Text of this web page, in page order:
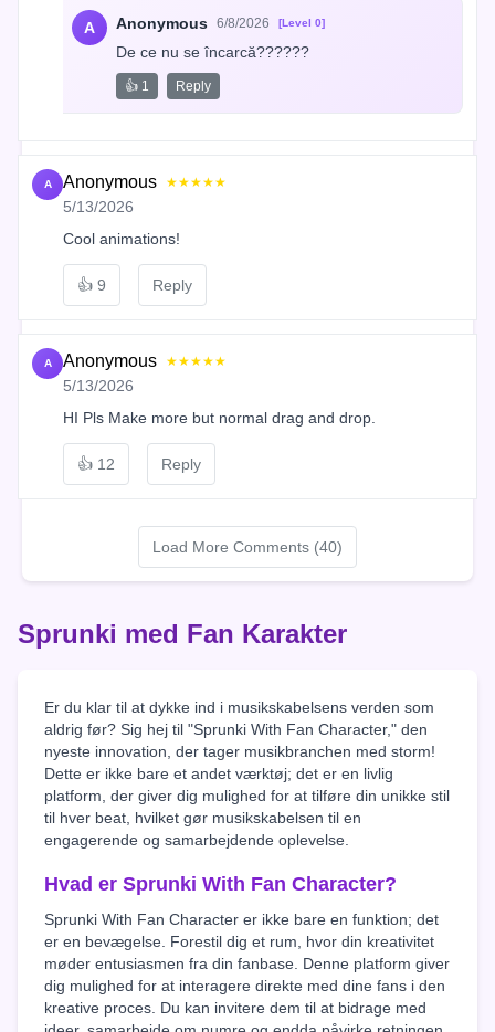
A Anonymous 6/8/2026 [Level 0]
De ce nu se încarcă??????
👍 1 Reply
A Anonymous ★★★★★
5/13/2026
Cool animations!
👍 9 Reply
A Anonymous ★★★★★
5/13/2026
HI Pls Make more but normal drag and drop.
👍 12 Reply
Load More Comments (40)
Sprunki med Fan Karakter
Er du klar til at dykke ind i musikskabelsens verden som
aldrig før? Sig hej til "Sprunki With Fan Character," den
nyeste innovation, der tager musikbranchen med storm!
Dette er ikke bare et andet værktøj; det er en livlig
platform, der giver dig mulighed for at tilføre din unikke stil
til hver beat, hvilket gør musikskabelsen til en
engagerende og samarbejdende oplevelse.
Hvad er Sprunki With Fan Character?
Sprunki With Fan Character er ikke bare en funktion; det
er en bevægelse. Forestil dig et rum, hvor din kreativitet
møder entusiasmen fra din fanbase. Denne platform giver
dig mulighed for at interagere direkte med dine fans i den
kreative proces. Du kan invitere dem til at bidrage med